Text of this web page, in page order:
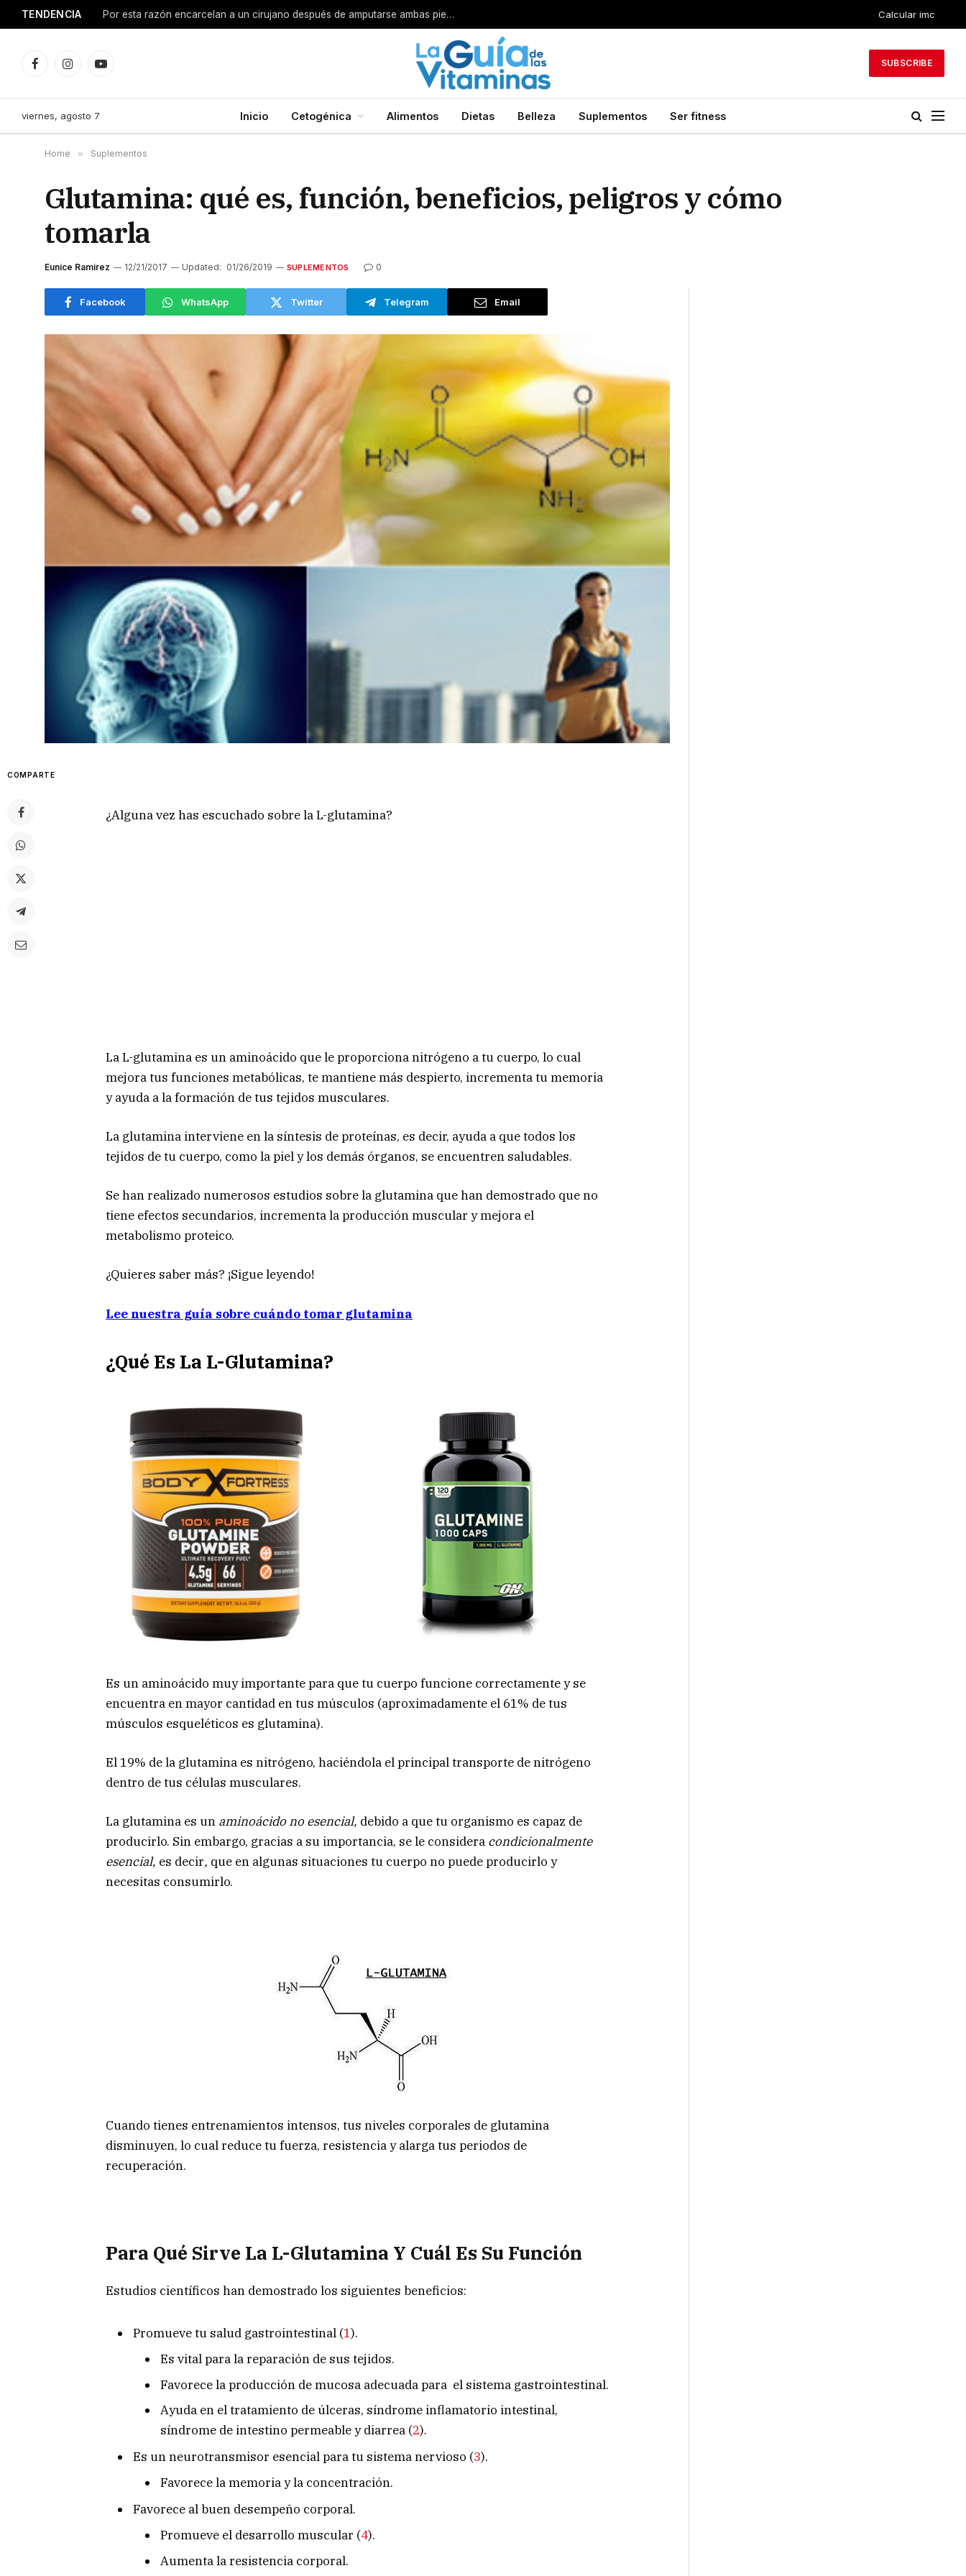
TENDENCIA Por esta razón encarcelan a un cirujano después de amputarse ambas piernas Calcular imc
FacebookInstagramYouTube
SUBSCRIBE
viernes, agosto 7 Inicio Cetogénica Alimentos Dietas Belleza Suplementos Ser fitness
Home » Suplementos
Glutamina: qué es, función, beneficios, peligros y cómo
tomarla
Eunice Ramirez 12/21/2017 Updated: 01/26/2019 SUPLEMENTOS 0
Facebook WhatsApp Twitter Telegram Email
COMPARTE
¿Alguna vez has escuchado sobre la L-glutamina?
La L-glutamina es un aminoácido que le proporciona nitrógeno a tu cuerpo, lo cual
mejora tus funciones metabólicas, te mantiene más despierto, incrementa tu memoria
y ayuda a la formación de tus tejidos musculares.
La glutamina interviene en la síntesis de proteínas, es decir, ayuda a que todos los
tejidos de tu cuerpo, como la piel y los demás órganos, se encuentren saludables.
Se han realizado numerosos estudios sobre la glutamina que han demostrado que no
tiene efectos secundarios, incrementa la producción muscular y mejora el
metabolismo proteico.
¿Quieres saber más? ¡Sigue leyendo!
Lee nuestra guía sobre cuándo tomar glutamina
¿Qué Es La L-Glutamina?
Es un aminoácido muy importante para que tu cuerpo funcione correctamente y se
encuentra en mayor cantidad en tus músculos (aproximadamente el 61% de tus
músculos esqueléticos es glutamina).
El 19% de la glutamina es nitrógeno, haciéndola el principal transporte de nitrógeno
dentro de tus células musculares.
La glutamina es un aminoácido no esencial, debido a que tu organismo es capaz de
producirlo. Sin embargo, gracias a su importancia, se le considera condicionalmente
esencial, es decir, que en algunas situaciones tu cuerpo no puede producirlo y
necesitas consumirlo.
Cuando tienes entrenamientos intensos, tus niveles corporales de glutamina
disminuyen, lo cual reduce tu fuerza, resistencia y alarga tus periodos de
recuperación.
Para Qué Sirve La L-Glutamina Y Cuál Es Su Función
Estudios científicos han demostrado los siguientes beneficios:
Promueve tu salud gastrointestinal (1).
Es vital para la reparación de sus tejidos.
Favorece la producción de mucosa adecuada para el sistema gastrointestinal.
Ayuda en el tratamiento de úlceras, síndrome inflamatorio intestinal,
síndrome de intestino permeable y diarrea (2).
Es un neurotransmisor esencial para tu sistema nervioso (3).
Favorece la memoria y la concentración.
Favorece al buen desempeño corporal.
Promueve el desarrollo muscular (4).
Aumenta la resistencia corporal.